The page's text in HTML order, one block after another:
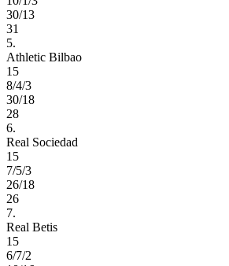
30/13
31
5.
Athletic Bilbao
15
8/4/3
30/18
28
6.
Real Sociedad
15
7/5/3
26/18
26
7.
Real Betis
15
6/7/2